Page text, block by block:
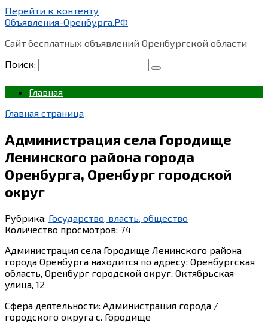
Перейти к контенту
Объявления-Оренбурга.РФ
Сайт бесплатных объявлений Оренбургской области
Поиск:
Главная
Главная страница
Администрация села Городище
Ленинского района города
Оренбурга, Оренбург городской
округ
Рубрика: Государство, власть, общество
Количество просмотров: 74
Администрация села Городище Ленинского района
города Оренбурга находится по адресу: Оренбургская
область, Оренбург городской округ, Октябрьская
улица, 12
Сфера деятельности: Администрация города /
городского округа с. Городище